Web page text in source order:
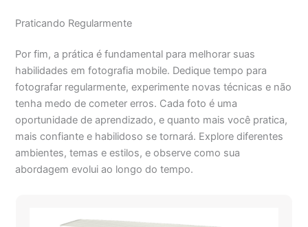
Praticando Regularmente
Por fim, a prática é fundamental para melhorar suas
habilidades em fotografia mobile. Dedique tempo para
fotografar regularmente, experimente novas técnicas e não
tenha medo de cometer erros. Cada foto é uma
oportunidade de aprendizado, e quanto mais você pratica,
mais confiante e habilidoso se tornará. Explore diferentes
ambientes, temas e estilos, e observe como sua
abordagem evolui ao longo do tempo.